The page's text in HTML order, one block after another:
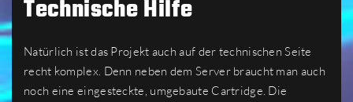
Technische Hilfe
Natürlich ist das Projekt auch auf der technischen Seite
recht komplex. Denn neben dem Server braucht man auch
noch eine eingesteckte, umgebaute Cartridge. Die